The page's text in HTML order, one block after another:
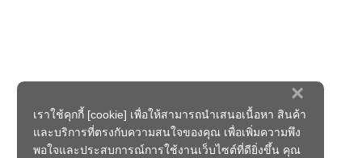
×
เราใช้คุกกี้ [cookie] เพื่อให้สามารถนำเสนอเนื้อหา สินค้า
และบริการที่ตรงกับความสนใจของคุณ เพื่อเพิ่มความพึง
พอใจและประสบการณ์การใช้งานเว็บไซต์ที่ดียิ่งขึ้น คุณ